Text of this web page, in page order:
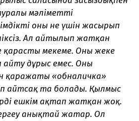
мәліметті
оны не үшін жасырып
Ал айтылып жатқан
қарасты мекеме. Оны жеке
дұрыс емес. Оны
қаражаты «обналичка»
айтсақ та болады. Қылмыс
ешкім ақтап жатқан жоқ.
анықтай жатар. Ол